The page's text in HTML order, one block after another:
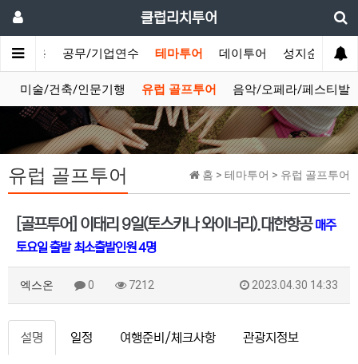
클럽리치투어
인/상용 공무/기업연수 테마투어 데이투어 성지순례
미술/건축/인문기행 유럽 골프투어 음악/오페라/페스티발
홈 > 테마투어 > 유럽 골프투어
유럽 골프투어
[골프투어] 이태리 9일(토스카나 와이너리).대한항공매주
토요일 출발 최소출발인원 4명
엑스온 0 7212 2023.04.30 14:33
설명 일정 여행준비/체크사항 관광지정보